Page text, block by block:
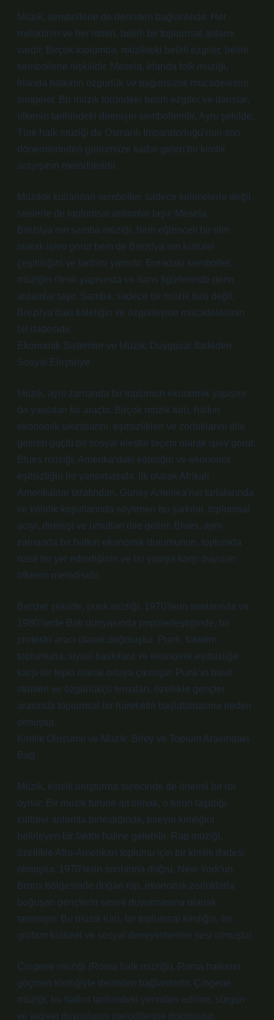
Müzik, sembollerle de derinden bağlantılıdır. Her
melodinin ve her ritmin, belirli bir toplumsal anlamı
vardır. Birçok toplumda, müzikteki belirli ezgiler, belirli
sembollerle ilişkilidir. Mesela, İrlanda folk müziği,
İrlanda halkının özgürlük ve bağımsızlık mücadelesini
simgeler. Bu müzik türündeki belirli ezgiler ve danslar,
ülkenin tarihindeki direnişin sembolleridir. Aynı şekilde,
Türk halk müziği de Osmanlı İmparatorluğu’nun son
dönemlerinden günümüze kadar gelen bir kimlik
arayışının melodileridir.
Müzikte kullanılan semboller, sadece kelimelerle değil,
seslerle de toplumsal anlamlar taşır. Mesela,
Brezilya’nın samba müziği, hem eğlenceli bir ritm
olarak işlev görür hem de Brezilya’nın kültürel
çeşitliliğini ve tarihini yansıtır. Buradaki semboller,
müziğin ritmik yapısında ve dans figürlerinde derin
anlamlar taşır. Samba, sadece bir müzik türü değil,
Brezilya’daki köleliğin ve özgürleşme mücadelesinin
bir ifadesidir.
Ekonomik Sistemler ve Müzik: Duygusal İfadeden
Sosyal Eleştiriye
Müzik, aynı zamanda bir toplumun ekonomik yapısını
da yansıtan bir araçtır. Birçok müzik türü, halkın
ekonomik sıkıntılarını, eşitsizlikleri ve zorluklarını dile
getiren güçlü bir sosyal eleştiri biçimi olarak işlev görür.
Blues müziği, Amerika’daki köleliğin ve ekonomik
eşitsizliğin bir yansımasıdır. İlk olarak Afrikalı
Amerikalılar tarafından, Güney Amerika’nın tarlalarında
ve kölelik koşullarında söylenen bu şarkılar, toplumsal
acıyı, direnişi ve umutları dile getirir. Blues, aynı
zamanda bir halkın ekonomik durumunun, toplumda
nasıl bir yer edindiğinin ve bu yapıya karşı duyulan
öfkenin melodisidir.
Benzer şekilde, punk müziği, 1970’lerin sonlarında ve
1980’lerde Batı dünyasında popülerleştiğinde, bir
protesto aracı olarak doğmuştur. Punk, tüketim
toplumuna, siyasi baskılara ve ekonomik eşitsizliğe
karşı bir tepki olarak ortaya çıkmıştır. Punk’ın basit
ritimleri ve özgürlükçü temaları, özellikle gençler
arasında toplumsal bir hareketin başlatılmasına neden
olmuştur.
Kimlik Oluşumu ve Müzik: Birey ve Toplum Arasındaki
Bağ
Müzik, kimlik oluşturma sürecinde de önemli bir rol
oynar. Bir müzik türüne ait olmak, o türün taşıdığı
kültürel anlamla birleştiğinde, bireyin kimliğini
belirleyen bir faktör haline gelebilir. Rap müziği,
özellikle Afro-Amerikan toplumu için bir kimlik ifadesi
olmuştur. 1970’lerin sonlarına doğru, New York’un
Bronx bölgesinde doğan rap, ekonomik zorluklarla
boğuşan gençlerin sesini duyurmasına olanak
tanımıştır. Bu müzik türü, bir toplumsal kimliğin, bir
grubun kültürel ve sosyal deneyimlerinin sesi olmuştur.
Çingene müziği (Roma halk müziği), Roma halkının
göçmen kimliğiyle derinden bağlantılıdır. Çingene
müziği, bu halkın tarihindeki yerinden edilme, sürgün
ve aidiyet duygularını melodilerine dökmüştür.